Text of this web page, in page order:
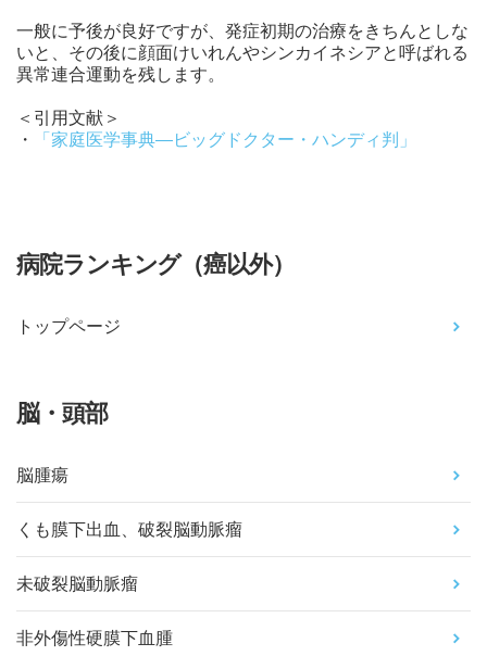
一般に予後が良好ですが、発症初期の治療をきちんとしな
いと、その後に顔面けいれんやシンカイネシアと呼ばれる
異常連合運動を残します。
＜引用文献＞
・
「家庭医学事典―ビッグドクター・ハンディ判」
病院ランキング（癌以外）
トップページ
脳・頭部
脳腫瘍
くも膜下出血、破裂脳動脈瘤
未破裂脳動脈瘤
非外傷性硬膜下血腫